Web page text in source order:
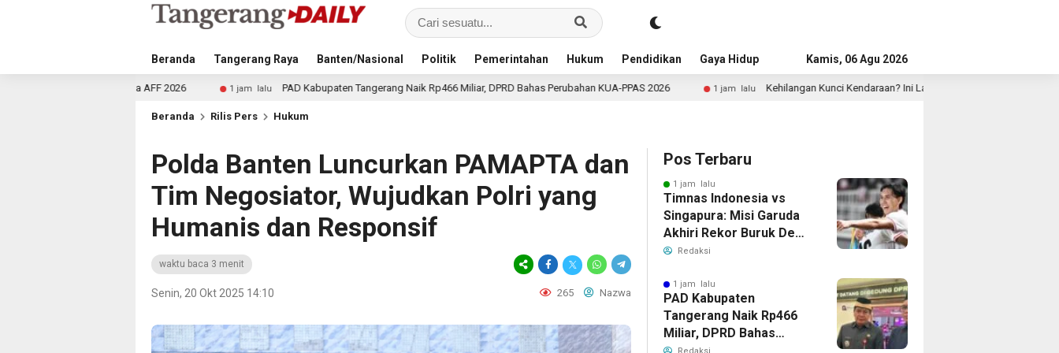
Beranda Tangerang Raya Banten/Nasional Politik Pemerintahan Hukum Pendidikan Gaya Hidup AdvertorialKamis, 06 Agu 2026
1 jam lalu PAD Kabupaten Tangerang Naik Rp466 Miliar, DPRD Bahas Perubahan KUA-PPAS 2026 1 jam lalu Kehilangan Kunci Kendaraan? Ini Langkah Tepat yang Perlu Dilakukan
Beranda Rilis Pers Hukum
Polda Banten Luncurkan PAMAPTA dan
Tim Negosiator, Wujudkan Polri yang
Humanis dan Responsif
waktu baca 3 menit
Senin, 20 Okt 2025 14:10 265 Nazwa
Pos Terbaru
1 jam lalu
Timnas Indonesia vs
Singapura: Misi Garuda
Akhiri Rekor Buruk Demi
Tiket Semifinal Piala AFF
Redaksi
1 jam lalu
PAD Kabupaten
Tangerang Naik Rp466
Miliar, DPRD Bahas